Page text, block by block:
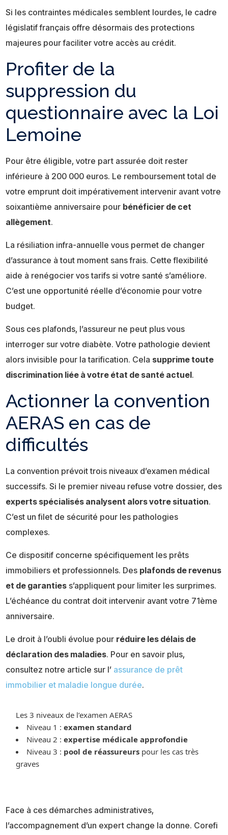
Si les contraintes médicales semblent lourdes, le cadre
législatif français offre désormais des protections
majeures pour faciliter votre accès au crédit.
Profiter de la
suppression du
questionnaire avec la Loi
Lemoine
Pour être éligible, votre part assurée doit rester
inférieure à 200 000 euros. Le remboursement total de
votre emprunt doit impérativement intervenir avant votre
soixantième anniversaire pour bénéficier de cet
allègement.
La résiliation infra-annuelle vous permet de changer
d’assurance à tout moment sans frais. Cette flexibilité
aide à renégocier vos tarifs si votre santé s’améliore.
C’est une opportunité réelle d’économie pour votre
budget.
Sous ces plafonds, l’assureur ne peut plus vous
interroger sur votre diabète. Votre pathologie devient
alors invisible pour la tarification. Cela supprime toute
discrimination liée à votre état de santé actuel.
Actionner la convention
AERAS en cas de
difficultés
La convention prévoit trois niveaux d’examen médical
successifs. Si le premier niveau refuse votre dossier, des
experts spécialisés analysent alors votre situation.
C’est un filet de sécurité pour les pathologies
complexes.
Ce dispositif concerne spécifiquement les prêts
immobiliers et professionnels. Des plafonds de revenus
et de garanties s’appliquent pour limiter les surprimes.
L’échéance du contrat doit intervenir avant votre 71ème
anniversaire.
Le droit à l’oubli évolue pour réduire les délais de
déclaration des maladies. Pour en savoir plus,
consultez notre article sur l’ assurance de prêt
immobilier et maladie longue durée.
Les 3 niveaux de l’examen AERAS
Niveau 1 :examen standard
Niveau 2 :expertise médicale approfondie
Niveau 3 : pool de réassureurs pour les cas très
graves
Face à ces démarches administratives,
l’accompagnement d’un expert change la donne. Corefi